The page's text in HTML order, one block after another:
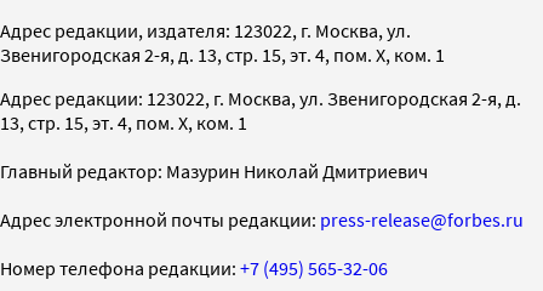
Адрес редакции, издателя: 123022, г. Москва, ул.
Звенигородская 2-я, д. 13, стр. 15, эт. 4, пом. X, ком. 1
Адрес редакции: 123022, г. Москва, ул. Звенигородская 2-я, д.
13, стр. 15, эт. 4, пом. X, ком. 1
Главный редактор: Мазурин Николай Дмитриевич
Адрес электронной почты редакции: press-release@forbes.ru
Номер телефона редакции: +7 (495) 565-32-06